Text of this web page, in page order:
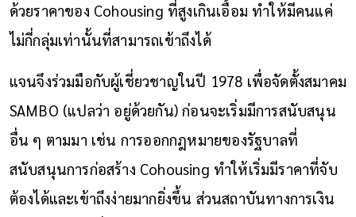
ด้วยราคาของ Cohousing ที่สูงเกินเอื้อม ทำให้มีคนแค่
ไม่กี่กลุ่มเท่านั้นที่สามารถเข้าถึงได้
แจนจึงร่วมมือกับผู้เชี่ยวชาญในปี 1978 เพื่อจัดตั้งสมาคม
SAMBO (แปลว่า อยู่ด้วยกัน) ก่อนจะเริ่มมีการสนับสนุน
อื่น ๆ ตามมา เช่น การออกกฎหมายของรัฐบาลที่
สนับสนุนการก่อสร้าง Cohousing ทำให้เริ่มมีราคาที่จับ
ต้องได้และเข้าถึงง่ายมากยิ่งขึ้น ส่วนสถาบันทางการเงิน